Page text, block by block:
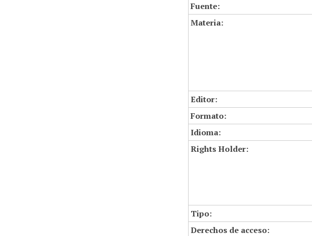
Fuente:
Materia:
Editor:
Formato:
Idioma:
Rights Holder:
Tipo:
Derechos de acceso: